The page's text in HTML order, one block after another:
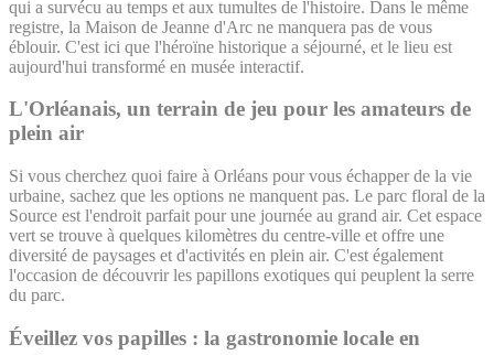
qui a survécu au temps et aux tumultes de l'histoire. Dans le même
registre, la Maison de Jeanne d'Arc ne manquera pas de vous
éblouir. C'est ici que l'héroïne historique a séjourné, et le lieu est
aujourd'hui transformé en musée interactif.
L'Orléanais, un terrain de jeu pour les amateurs de
plein air
Si vous cherchez quoi faire à Orléans pour vous échapper de la vie
urbaine, sachez que les options ne manquent pas. Le parc floral de la
Source est l'endroit parfait pour une journée au grand air. Cet espace
vert se trouve à quelques kilomètres du centre-ville et offre une
diversité de paysages et d'activités en plein air. C'est également
l'occasion de découvrir les papillons exotiques qui peuplent la serre
du parc.
Éveillez vos papilles : la gastronomie locale en